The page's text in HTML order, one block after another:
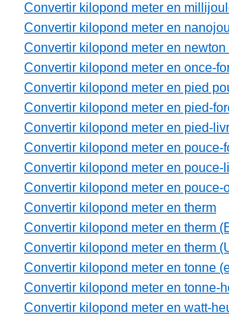
Convertir kilopond meter en
Convertir kilopond meter en
Convertir kilopond meter en newton
Convertir kilopond meter en once-
Convertir kilopond meter en pied
Convertir kilopond meter en pied-
Convertir kilopond meter en pied-
Convertir kilopond meter en pouce-
Convertir kilopond meter en pouce-
Convertir kilopond meter en pouce-
Convertir kilopond meter en therm
Convertir kilopond meter en therm
Convertir kilopond meter en therm
Convertir kilopond meter en tonne
Convertir kilopond meter en tonne-
Convertir kilopond meter en watt-